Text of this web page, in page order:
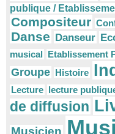
publique /
Compositeur
Danse Danseur
musical Etablissement
Groupe Histoire
Lecture lecture
de diffusion